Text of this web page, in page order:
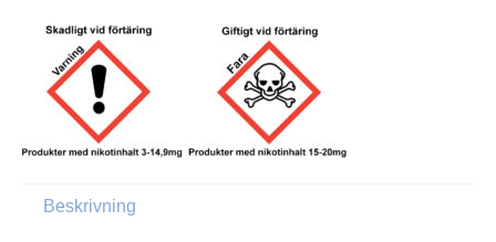
Beskrivning